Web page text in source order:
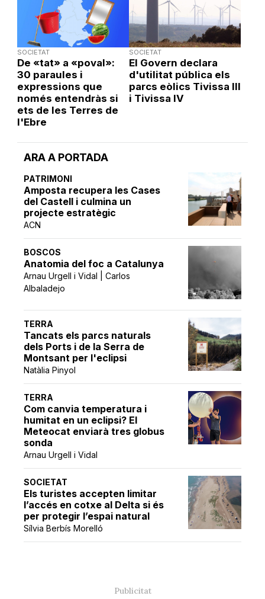
ARA A PORTADA
PATRIMONI
Amposta recupera les Cases
del Castell i culmina un
projecte estratègic
ACN
BOSCOS
Anatomia del foc a Catalunya
Arnau Urgell i Vidal | Carlos
Albaladejo
TERRA
Tancats els parcs naturals
dels Ports i de la Serra de
Montsant per l'eclipsi
Natàlia Pinyol
TERRA
Com canvia temperatura i
humitat en un eclipsi? El
Meteocat enviarà tres globus
sonda
Arnau Urgell i Vidal
SOCIETAT
Els turistes accepten limitar
l’accés en cotxe al Delta si és
per protegir l’espai natural
Sílvia Berbís Morelló
SOCIETAT
De «tat» a «poval»:
30 paraules i
expressions que
només entendràs si
ets de les Terres de
l'Ebre
SOCIETAT
El Govern declara
d'utilitat pública els
parcs eòlics Tivissa III
i Tivissa IV